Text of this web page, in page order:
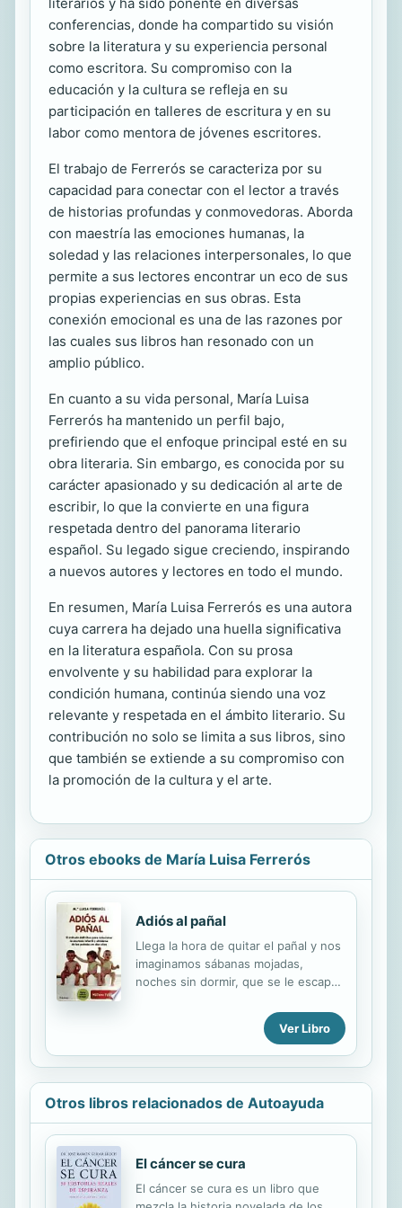
conferencias, donde ha compartido su visión
sobre la literatura y su experiencia personal
como escritora. Su compromiso con la
educación y la cultura se refleja en su
participación en talleres de escritura y en su
labor como mentora de jóvenes escritores.
El trabajo de Ferrerós se caracteriza por su
capacidad para conectar con el lector a través
de historias profundas y conmovedoras. Aborda
con maestría las emociones humanas, la
soledad y las relaciones interpersonales, lo que
permite a sus lectores encontrar un eco de sus
propias experiencias en sus obras. Esta
conexión emocional es una de las razones por
las cuales sus libros han resonado con un
amplio público.
En cuanto a su vida personal, María Luisa
Ferrerós ha mantenido un perfil bajo,
prefiriendo que el enfoque principal esté en su
obra literaria. Sin embargo, es conocida por su
carácter apasionado y su dedicación al arte de
escribir, lo que la convierte en una figura
respetada dentro del panorama literario
español. Su legado sigue creciendo, inspirando
a nuevos autores y lectores en todo el mundo.
En resumen, María Luisa Ferrerós es una autora
cuya carrera ha dejado una huella significativa
en la literatura española. Con su prosa
envolvente y su habilidad para explorar la
condición humana, continúa siendo una voz
relevante y respetada en el ámbito literario. Su
contribución no solo se limita a sus libros, sino
que también se extiende a su compromiso con
la promoción de la cultura y el arte.
Otros ebooks de María Luisa Ferrerós
Adiós al pañal
Llega la hora de quitar el pañal y nos
imaginamos sábanas mojadas,
noches sin dormir, que se le escape
o a un restaurante y no llevemos
muda... y sin darnos cuenta vamos
retrasando ese momento. El control
de los esfínteres se aprende, igual
o a hablar. Existe un momento
propicio y una edad adecuada, pero
observación de unas pautas mínimas.
niños entre cinco y trece años
Ver Libro
Otros libros relacionados de Autoayuda
El cáncer se cura
El cáncer se cura es un libro que